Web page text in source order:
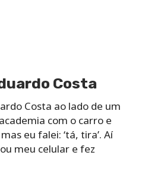
Costa
Costa ao lado de um
com o carro e
eu falei: ‘tá, tira’. Aí
meu celular e fez